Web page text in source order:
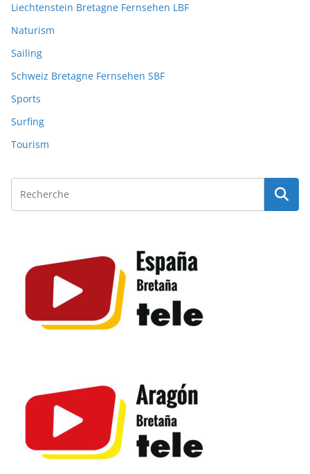
Liechtenstein Bretagne Fernsehen LBF
Naturism
Sailing
Schweiz Bretagne Fernsehen SBF
Sports
Surfing
Tourism